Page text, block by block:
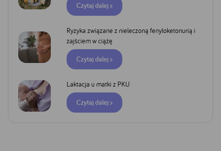
Czytaj dalej >
Ryzyka związane z nieleczoną fenyloketonurią i
zajściem w ciążę
Czytaj dalej >
Laktacja u matki z PKU
Czytaj dalej >
YouTube
Facebook